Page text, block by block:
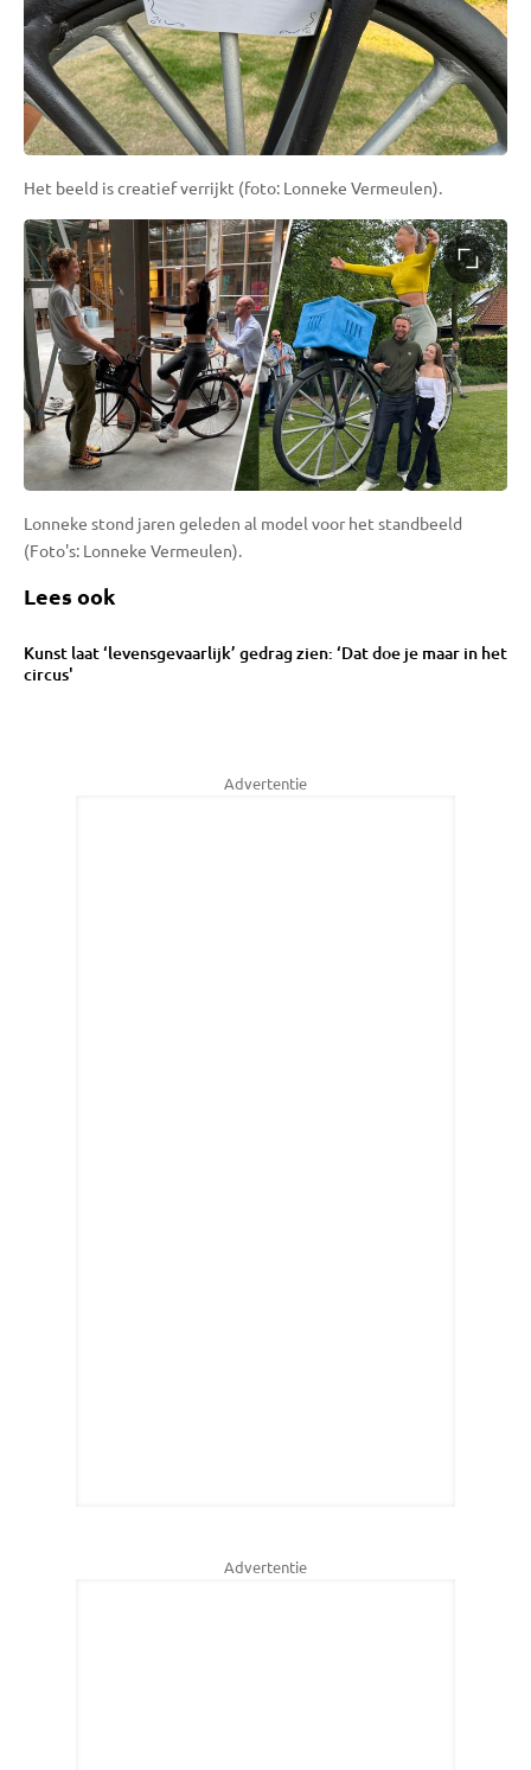
Het beeld is creatief verrijkt (foto: Lonneke Vermeulen).
Lonneke stond jaren geleden al model voor het standbeeld
(Foto's: Lonneke Vermeulen).
Lees ook
Kunst laat ‘levensgevaarlijk’ gedrag zien: ‘Dat doe je maar in het
circus'
Advertentie
Advertentie